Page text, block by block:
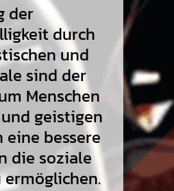
der
durch
und
sind der
Menschen
geistigen
eine bessere
die soziale